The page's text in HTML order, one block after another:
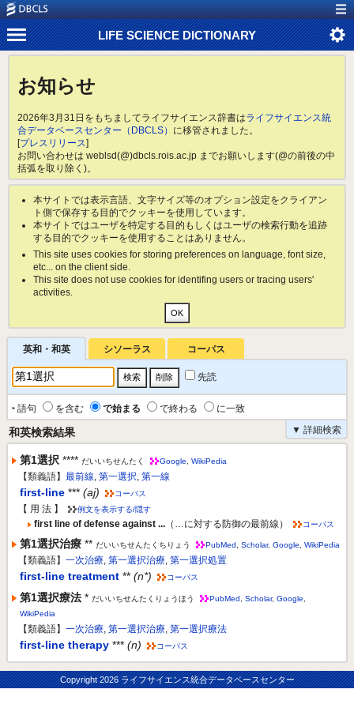
LIFE SCIENCE DICTIONARY
お知らせ
2026年3月31日をもちましてライフサイエンス辞書はライフサイエンス統
合データベースセンター（DBCLS） に移管されました。
[プレスリリース]
お問い合わせは weblsd(@)dbcls.rois.ac.jp までお願いします(@の前後の中
括弧を取り除く)。
本サイトでは表示言語、文字サイズ等のオプション設定をクライアン
ト側で保存する目的でクッキーを使用しています。
本サイトではユーザを特定する目的もしくはユーザの検索行動を追跡
する目的でクッキーを使用することはありません。
This site uses cookies for storing preferences on language, font size,
etc... on the client side.
This site does not use cookies for identifing users or tracing users'
activities.
英和・和英 シソーラス コーパス
先読
‣ 語句 を含む で始まる で終わる
に一致
▼ 詳細検索
和英検索結果
第1選択 **** だいいちせんたく Google WikiPedia
【類義語】 最前線, 第一選択, 第一線
first-line *** (aj) コーパス
【 用 法 】 例文を表示する/隠す
first line of defense against ... （…に対する防御の最前線） コーパス
第1選択治療 ** だいいちせんたくちりょう PubMed Scholar, Google WikiPedia
【類義語】 一次治療, 第一選択治療, 第一選択処置
first-line treatment ** (n*) コーパス
第1選択療法 * だいいちせんたくりょうほう PubMed Scholar, Google
WikiPedia
【類義語】 一次治療, 第一選択治療, 第一選択療法
first-line therapy *** (n) コーパス
Copyright2026 ライフサイエンス統合データベースセンター